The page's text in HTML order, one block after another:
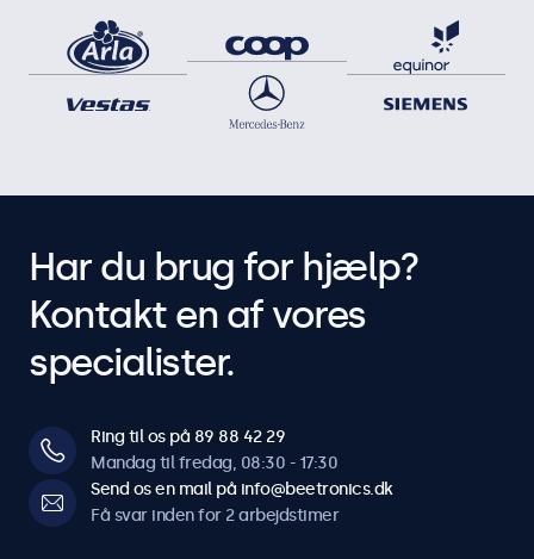
Har du brug for hjælp?
Kontakt en af vores
specialister.
Ring til os på 89 88 42 29
Mandag til fredag, 08:30 - 17:30
Send os en mail på info@beetronics.dk
Få svar inden for 2 arbejdstimer